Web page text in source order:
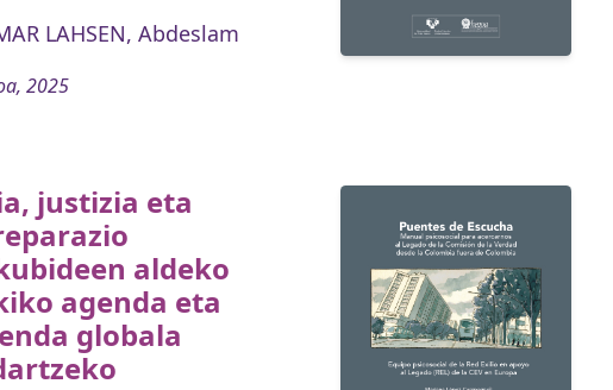
LAHSEN, Abdeslam
2025
justizia eta
aldeko
agenda eta
globala